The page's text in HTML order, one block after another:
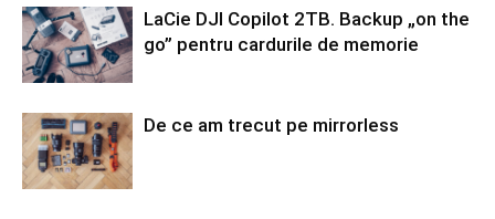
LaCie DJI Copilot 2TB. Backup „on the
go” pentru cardurile de memorie
De ce am trecut pe mirrorless